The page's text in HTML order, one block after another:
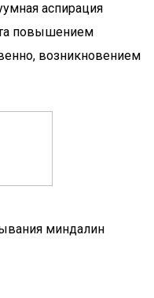
аспирация
повышением
возникновением
миндалин